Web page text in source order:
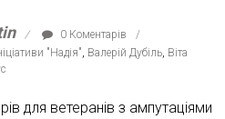
0 Коментарів
"Надія" Валерій Дубіль, Віта
для ветеранів з ампутаціями